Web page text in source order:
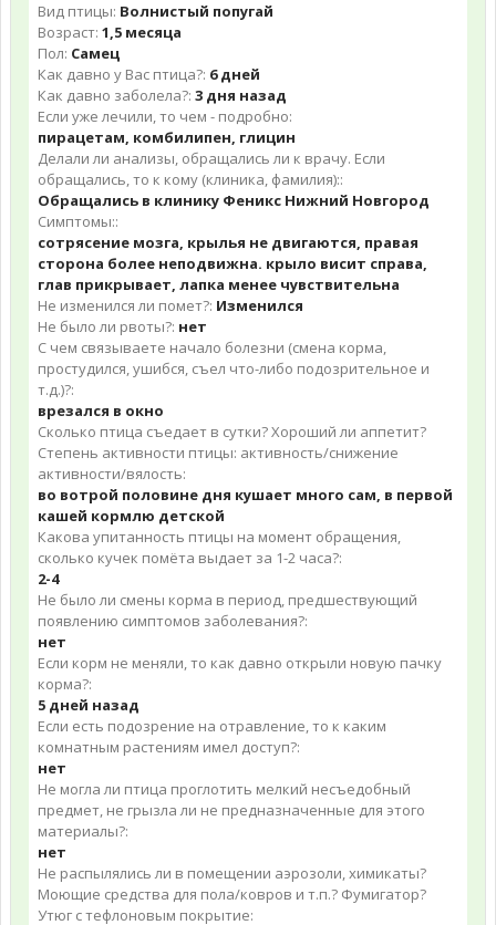
Вид птицы: Волнистый попугай
Возраст: 1,5 месяца
Пол: Самец
Как давно у Вас птица?: 6 дней
Как давно заболела?: 3 дня назад
Если уже лечили, то чем - подробно:
пирацетам, комбилипен, глицин
Делали ли анализы, обращались ли к врачу. Если
обращались, то к кому (клиника, фамилия)::
Обращались в клинику Феникс Нижний Новгород
Симптомы::
сотрясение мозга, крылья не двигаются, правая
сторона более неподвижна. крыло висит справа,
глав прикрывает, лапка менее чувствительна
Не изменился ли помет?: Изменился
Не было ли рвоты?: нет
С чем связываете начало болезни (смена корма,
простудился, ушибся, съел что-либо подозрительное и
т.д.)?:
врезался в окно
Сколько птица съедает в сутки? Хороший ли аппетит?
Степень активности птицы: активность/снижение
активности/вялость:
во вотрой половине дня кушает много сам, в первой
кашей кормлю детской
Какова упитанность птицы на момент обращения,
сколько кучек помёта выдает за 1-2 часа?:
2-4
Не было ли смены корма в период, предшествующий
появлению симптомов заболевания?:
нет
Если корм не меняли, то как давно открыли новую пачку
корма?:
5 дней назад
Если есть подозрение на отравление, то к каким
комнатным растениям имел доступ?:
нет
Не могла ли птица проглотить мелкий несъедобный
предмет, не грызла ли не предназначенные для этого
материалы?:
нет
Не распылялись ли в помещении аэрозоли, химикаты?
Моющие средства для пола/ковров и т.п.? Фумигатор?
Утюг с тефлоновым покрытие: